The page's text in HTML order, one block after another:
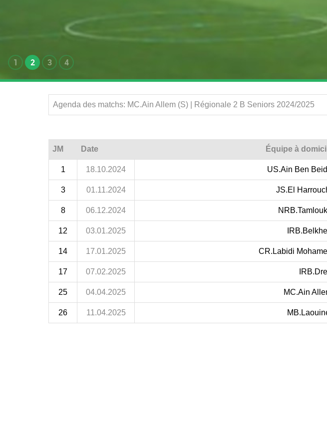
1 2 3 4
Agenda des matchs: MC.Ain Allem (S) | Régionale 2 B Seniors 2024/2025
JM Date Équipe à
1 18.10.2024 US.Ain Ben
3 01.11.2024 JS.El
8 06.12.2024
12 03.01.2025
14 17.01.2025 CR.Labidi
17 07.02.2025
25 04.04.2025 MC.Ain
26 11.04.2025